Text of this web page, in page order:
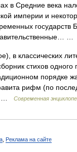
в Средние века
империи и
государств
…
в классических
стихов одного
порядке
рифм (по
…
Современная
Реклама на сайте